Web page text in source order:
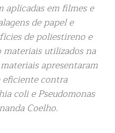
aplicadas em filmes e
de papel e
de poliestireno e
utilizados na
apresentaram
contra
coliePseudomonas
Coelho.